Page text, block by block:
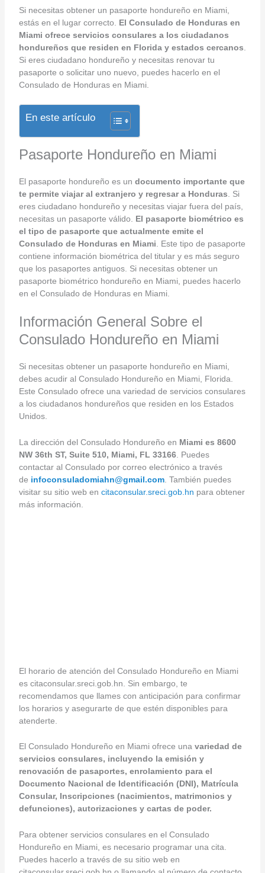
Si necesitas obtener un pasaporte hondureño en Miami,
estás en el lugar correcto. El Consulado de Honduras en
Miami ofrece servicios consulares a los ciudadanos
hondureños que residen en Florida y estados cercanos
Si eres ciudadano hondureño y necesitas renovar tu
pasaporte o solicitar uno nuevo, puedes hacerlo en el
Consulado de Honduras en Miami.
En este artículo
Pasaporte Hondureño en Miami
El pasaporte hondureño es un documento importante que
te permite viajar al extranjero y regresar a Honduras . Si
eres ciudadano hondureño y necesitas viajar fuera del país,
necesitas un pasaporte válido. El pasaporte biométrico es
el tipo de pasaporte que actualmente emite el
Consulado de Honduras en Miami . Este tipo de pasaporte
contiene información biométrica del titular y es más seguro
que los pasaportes antiguos. Si necesitas obtener un
pasaporte biométrico hondureño en Miami, puedes hacerlo
en el Consulado de Honduras en Miami.
Información General Sobre el
Consulado Hondureño en Miami
Si necesitas obtener un pasaporte hondureño en Miami,
debes acudir al Consulado Hondureño en Miami, Florida.
Este Consulado ofrece una variedad de servicios consulares
a los ciudadanos hondureños que residen en los Estados
Unidos.
La dirección del Consulado Hondureño en Miami es 8600
NW 36th ST, Suite 510, Miami, FL 33166. Puedes
contactar al Consulado por correo electrónico a través
de infoconsuladomiahn@gmail.com. También puedes
visitar su sitio web en citaconsular.sreci.gob.hn para obtener
más información.
El horario de atención del Consulado Hondureño en Miami
es citaconsular.sreci.gob.hn. Sin embargo, te
recomendamos que llames con anticipación para confirmar
los horarios y asegurarte de que estén disponibles para
atenderte.
El Consulado Hondureño en Miami ofrece una variedad de
servicios consulares, incluyendo la emisión y
renovación de pasaportes, enrolamiento para el
Documento Nacional de Identificación (DNI), Matrícula
Consular, Inscripciones (nacimientos, matrimonios y
defunciones), autorizaciones y cartas de poder.
Para obtener servicios consulares en el Consulado
Hondureño en Miami, es necesario programar una cita.
Puedes hacerlo a través de su sitio web en